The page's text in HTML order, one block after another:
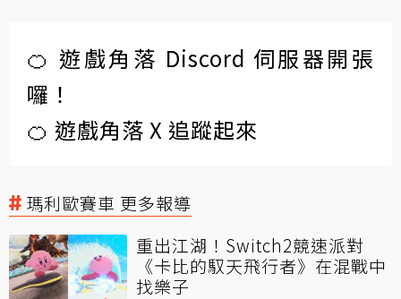
🍊 遊戲角落 Discord 伺服器開張
囉！
🍊 遊戲角落 X 追蹤起來
瑪利歐賽車 更多報導
重出江湖！Switch2競速派對
《卡比的馭天飛行者》在混戰中
找樂子